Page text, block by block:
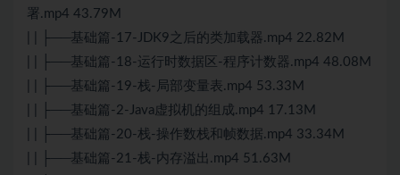
署.mp4 43.79M
| | ├──基础篇-17-JDK9之后的类加载器.mp4 22.82M
| | ├──基础篇-18-运行时数据区-程序计数器.mp4 48.08M
| | ├──基础篇-19-栈-局部变量表.mp4 53.33M
| | ├──基础篇-2-Java 虚拟机的组成.mp4 17.13M
| | ├──基础篇-20-栈-操作数栈和帧数据.mp4 33.34M
| | ├──基础篇-21-栈-内存溢出.mp4 51.63M